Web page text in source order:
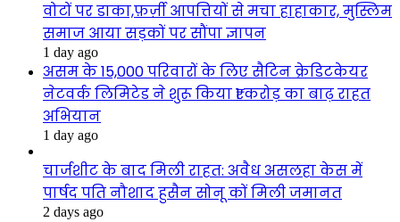
वोटों पर डाका,फ़र्ज़ी आपत्तियों से मचा हाहाकार, मुस्लिम
समाज आया सड़कों पर सौंपा ज्ञापन
1 day ago
असम के 15,000 परिवारों के लिए सैटिन क्रेडिटकेयर
नेटवर्क लिमिटेड ने शुरू किया ₹1 करोड़ का बाढ़ राहत
अभियान
1 day ago
चार्जशीट के बाद मिली राहत: अवैध असलहा केस में
पार्षद पति नौशाद हुसैन सोनू कों मिली जमानत
2 days ago